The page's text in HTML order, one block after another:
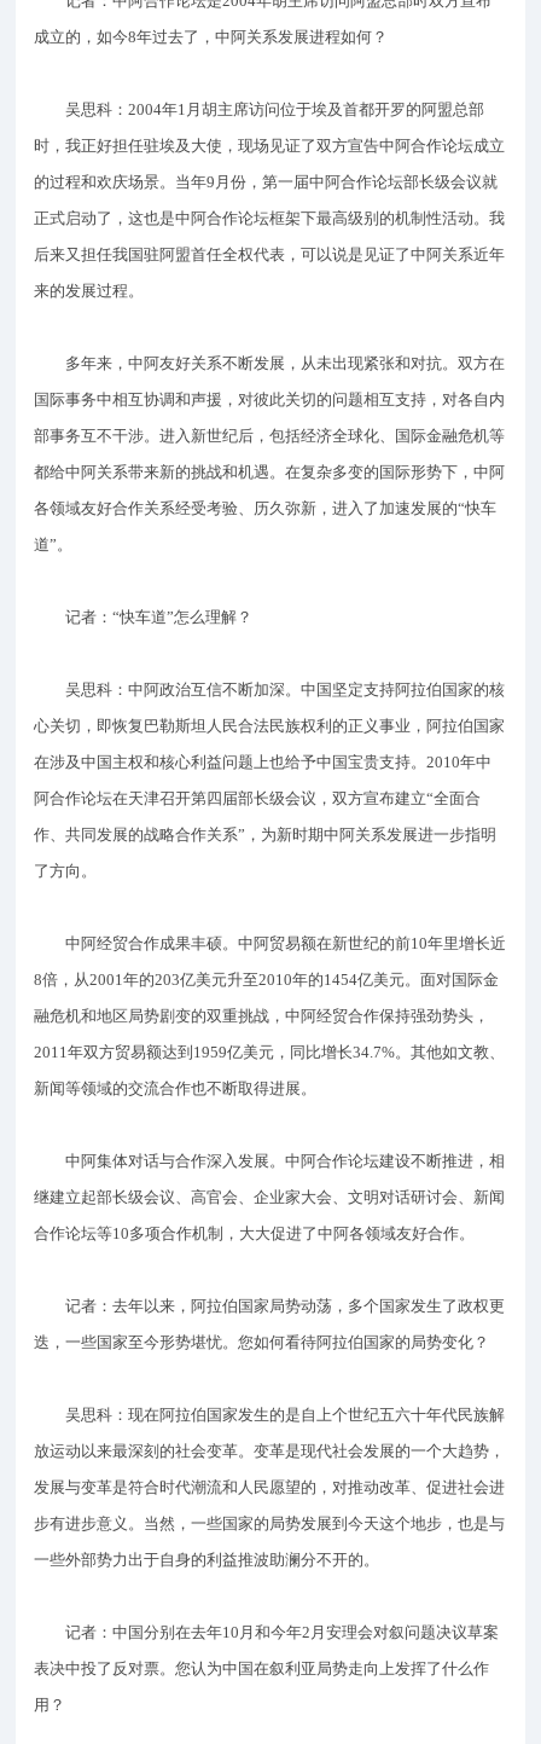
成立的，如今8年过去了，中阿关系发展进程如何？
吴思科：2004年1月胡主席访问位于埃及首都开罗的阿盟总部
时，我正好担任驻埃及大使，现场见证了双方宣告中阿合作论坛成立
的过程和欢庆场景。当年9月份，第一届中阿合作论坛部长级会议就
正式启动了，这也是中阿合作论坛框架下最高级别的机制性活动。我
后来又担任我国驻阿盟首任全权代表，可以说是见证了中阿关系近年
来的发展过程。
多年来，中阿友好关系不断发展，从未出现紧张和对抗。双方在
国际事务中相互协调和声援，对彼此关切的问题相互支持，对各自内
部事务互不干涉。进入新世纪后，包括经济全球化、国际金融危机等
都给中阿关系带来新的挑战和机遇。在复杂多变的国际形势下，中阿
各领域友好合作关系经受考验、历久弥新，进入了加速发展的“快车
道”。
记者：“快车道”怎么理解？
吴思科：中阿政治互信不断加深。中国坚定支持阿拉伯国家的核
心关切，即恢复巴勒斯坦人民合法民族权利的正义事业，阿拉伯国家
在涉及中国主权和核心利益问题上也给予中国宝贵支持。2010年中
阿合作论坛在天津召开第四届部长级会议，双方宣布建立“全面合
作、共同发展的战略合作关系”，为新时期中阿关系发展进一步指明
了方向。
中阿经贸合作成果丰硕。中阿贸易额在新世纪的前10年里增长近
8倍，从2001年的203亿美元升至2010年的1454亿美元。面对国际金
融危机和地区局势剧变的双重挑战，中阿经贸合作保持强劲势头，
2011年双方贸易额达到1959亿美元，同比增长34.7%。其他如文教、
新闻等领域的交流合作也不断取得进展。
中阿集体对话与合作深入发展。中阿合作论坛建设不断推进，相
继建立起部长级会议、高官会、企业家大会、文明对话研讨会、新闻
合作论坛等10多项合作机制，大大促进了中阿各领域友好合作。
记者：去年以来，阿拉伯国家局势动荡，多个国家发生了政权更
迭，一些国家至今形势堪忧。您如何看待阿拉伯国家的局势变化？
吴思科：现在阿拉伯国家发生的是自上个世纪五六十年代民族解
放运动以来最深刻的社会变革。变革是现代社会发展的一个大趋势，
发展与变革是符合时代潮流和人民愿望的，对推动改革、促进社会进
步有进步意义。当然，一些国家的局势发展到今天这个地步，也是与
一些外部势力出于自身的利益推波助澜分不开的。
记者：中国分别在去年10月和今年2月安理会对叙问题决议草案
表决中投了反对票。您认为中国在叙利亚局势走向上发挥了什么作
用？